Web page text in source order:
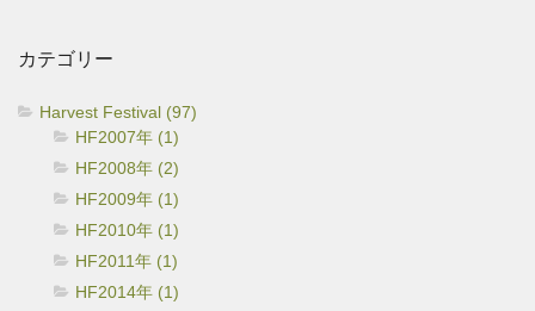
ブ
カテゴリー
Harvest Festival (97)
HF2007年 (1)
HF2008年 (2)
HF2009年 (1)
HF2010年 (1)
HF2011年 (1)
HF2014年 (1)